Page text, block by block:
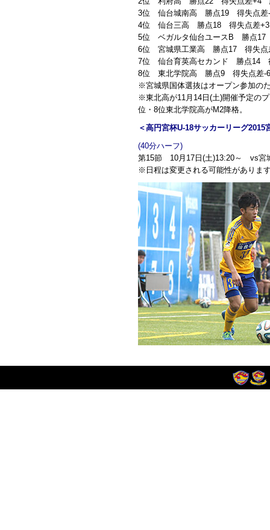
3位 仙台城南高 勝点19 得失点差
4位 仙台三高 勝点18 得失点差+3
5位 ベガルタ仙台ユースB 勝点
6位 宮城県工業高 勝点17 得失
7位 仙台育英高セカンド 勝点14
8位 東北学院高 勝点9 得失点差-
※宮城県国体選抜はオープン参加の
※東北高が11月14日(土)開催予定の
位・8位東北学院高がM2降格。
＜高円宮杯U-18サッカーリーグ
(40分ハーフ)
第15節 10月17日(土)13:20～ vs宮
※日程は変更される可能性がありま